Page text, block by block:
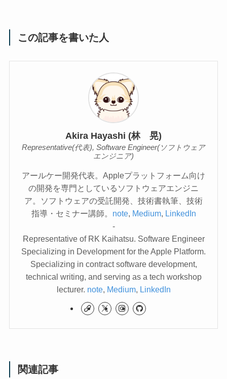
この記事を書いた人
Akira Hayashi (林 晃)
Representative(代表), Software Engineer(ソフトウェア
エンジニア)
アールケー開発代表。Appleプラットフォーム向け
の開発を専門としているソフトウェアエンジニ
ア。ソフトウェアの受託開発、技術書執筆、技術
指導・セミナー講師。 note, Medium, LinkedIn
-
Representative of RK Kaihatsu. Software Engineer
Specializing in Development for the Apple Platform.
Specializing in contract software development,
technical writing, and serving as a tech workshop
lecturer. note, Medium, LinkedIn
関連記事